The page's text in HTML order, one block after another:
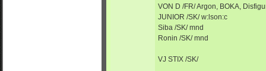
VON D /FR/ Argon, BOKA,
JUNIOR /SK/ w:lson:c
Siba /SK/ mnd
Ronin /SK/ mnd
VJ STIX /SK/